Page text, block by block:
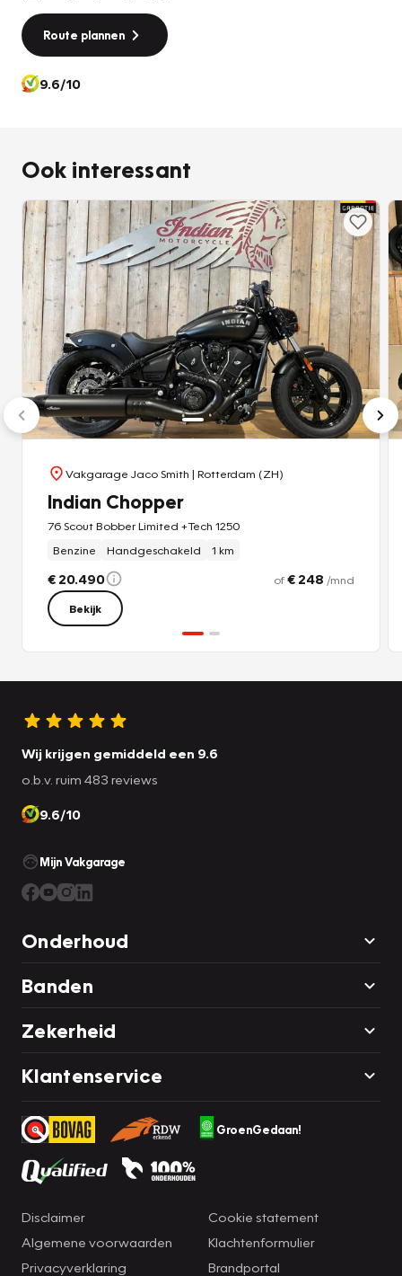
Motorcycle zijn naam heeft opgebouwd. De Scout is naar
voorbeeld van de Springfield 2025 waarvan slechts 50
exemplaren zijn geproduceerd, te herkennen aan
specifieke details en exclusieve voorzieningen. Deze
Deze Scout is een unieke eenmalige uitgave waarvan er
Rotterdam in deze uitvoering .
Bij aankoop van deze prachtige Scout wordt er een
compleet INDIAN-ROTTERDAM poets pakket
meegeleverd waarde van € 95,-
Route plannen
9.6/10
Ook interessant
Vakgarage Jaco Smith | Rotterdam (ZH)
Indian Chopper
76 Scout Bobber Limited +Tech 1250
Benzine
Handgeschakeld 1 km
€ 20.490 of€ 248 /mnd
Bekijk
Wij krijgen gemiddeld een 9.6
o.b.v. ruim 483 reviews
9.6/10
Mijn Vakgarage
Onderhoud
Banden
Zekerheid
Klantenservice
GroenGedaan!
Disclaimer
Algemene voorwaarden
Privacyverklaring
Cookie statement
Klachtenformulier
Brandportal